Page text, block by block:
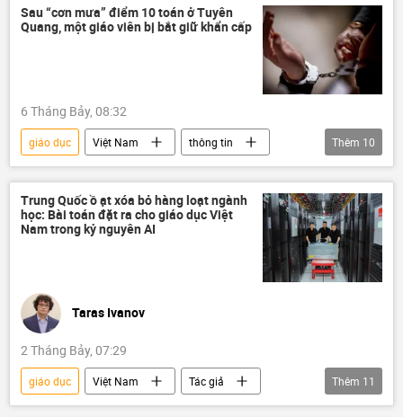
kỳ thi THPT
Kỳ thi tốt nghiệp THPT tại Việt Nam
thi cử
Sau “cơn mưa” điểm 10 toán ở Tuyên
Quang, một giáo viên bị bắt giữ khẩn cấp
6 Tháng Bảy, 08:32
giáo dục Việt Nam
thông tin
Tuyên Quang
Bộ Giáo dục và Đào Tạo
Pháp luật
vi phạm
học sinh
giáo viên
gian lận thi cử
đề thi
Thêm 10
Trung Quốc ồ ạt xóa bỏ hàng loạt ngành
học: Bài toán đặt ra cho giáo dục Việt
Nam trong kỷ nguyên AI
Taras Ivanov
2 Tháng Bảy, 07:29
giáo dục Việt Nam
Tác giả
Quan điểm-Ý kiến
Khoa học
Thêm 11